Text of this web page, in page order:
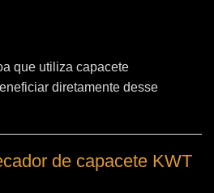
que utiliza capacete
diretamente desse
de capacete KWT